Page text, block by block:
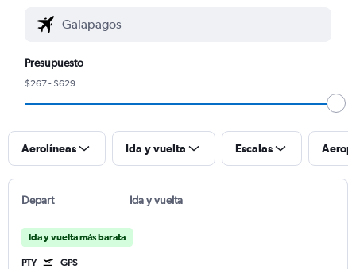
Presupuesto
$267 - $629
Aerolíneas Ida y vuelta Escalas
Depart Ida y vuelta
Ida y vuelta más barata
PTY GPS